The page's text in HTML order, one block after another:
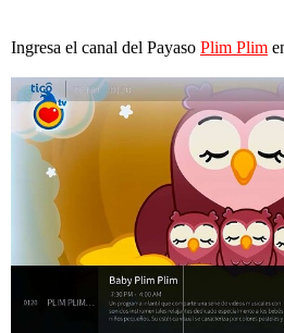
Ingresa el canal del Payaso Plim Plim